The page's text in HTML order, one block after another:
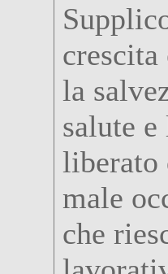
crescita
la
salute
liberato
male
che